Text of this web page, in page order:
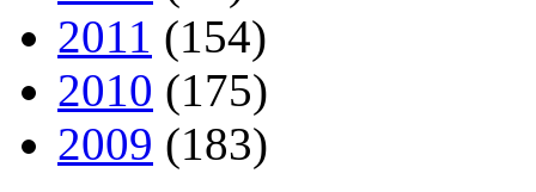
2011 (154)
2010 (175)
2009 (183)